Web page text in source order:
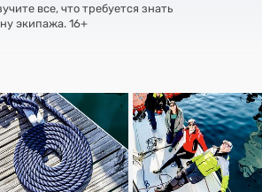
все, что требуется знать
экипажа. 16+